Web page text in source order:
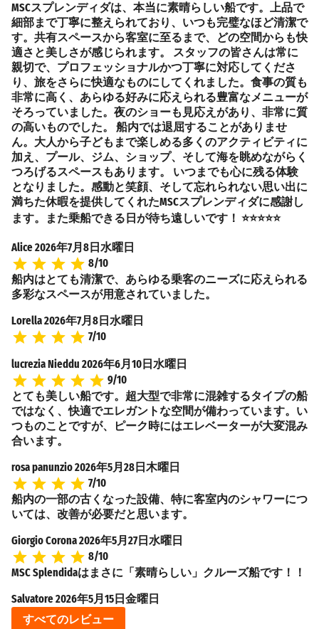
MSCスプレンディダは、本当に素晴らしい船です。上品で
細部まで丁寧に整えられており、いつも完璧なほど清潔で
す。共有スペースから客室に至るまで、どの空間からも快
適さと美しさが感じられます。 スタッフの皆さんは常に
親切で、プロフェッショナルかつ丁寧に対応してくださ
り、旅をさらに快適なものにしてくれました。食事の質も
非常に高く、あらゆる好みに応えられる豊富なメニューが
そろっていました。夜のショーも見応えがあり、非常に質
の高いものでした。 船内では退屈することがありませ
ん。大人から子どもまで楽しめる多くのアクティビティに
加え、プール、ジム、ショップ、そして海を眺めながらく
つろげるスペースもあります。 いつまでも心に残る体験
となりました。感動と笑顔、そして忘れられない思い出に
満ちた休暇を提供してくれたMSCスプレンディダに感謝し
ます。また乗船できる日が待ち遠しいです！ ⭐⭐⭐⭐⭐
Alice2026年7月8日水曜日
8/10
船内はとても清潔で、あらゆる乗客のニーズに応えられる
多彩なスペースが用意されていました。
Lorella2026年7月8日水曜日
7/10
lucrezia Nieddu 2026年6月10日水曜日
9/10
とても美しい船です。超大型で非常に混雑するタイプの船
ではなく、快適でエレガントな空間が備わっています。い
つものことですが、ピーク時にはエレベーターが大変混み
合います。
rosa panunzio2026年5月28日木曜日
7/10
船内の一部の古くなった設備、特に客室内のシャワーにつ
いては、改善が必要だと思います。
Giorgio Corona2026年5月27日水曜日
8/10
MSC Splendidaはまさに「素晴らしい」クルーズ船です！！
Salvatore2026年5月15日金曜日
すべてのレビュー